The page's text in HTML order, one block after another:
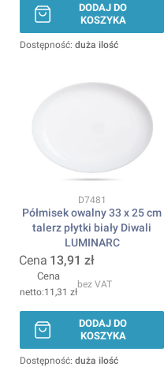
DODAJ DO
KOSZYKA
Dostępność: duża ilość
Kod produktu
D7481
Półmisek owalny 33 x 25 cm
talerz płytki biały Diwali
LUMINARC
Cena 13,91 zł
Cena
11,31 zł
bez VAT
DODAJ DO
KOSZYKA
Dostępność: duża ilość